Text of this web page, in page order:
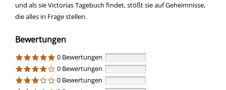
und als sie Victorias Tagebuch findet, stößt sie auf Geheimnisse,
die alles in Frage stellen.
Bewertungen
0 Bewertungen
0 Bewertungen
0 Bewertungen